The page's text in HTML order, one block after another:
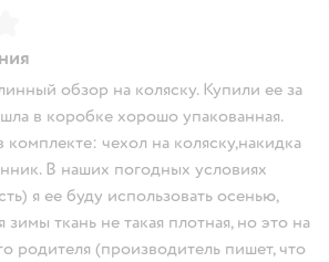
обзор на коляску. Купили ее за
в коробке хорошо упакованная.
комплекте: чехол на коляску,накидка
В наших погодных условиях
я ее буду использовать осенью,
ткань не такая плотная, но это на
родителя (производитель пишет, что